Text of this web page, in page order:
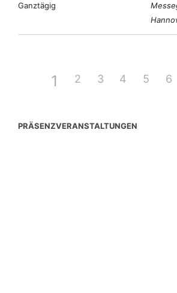
Ganztägig
1 2 3 4 5 6
PRÄSENZVERANSTALTUNGEN